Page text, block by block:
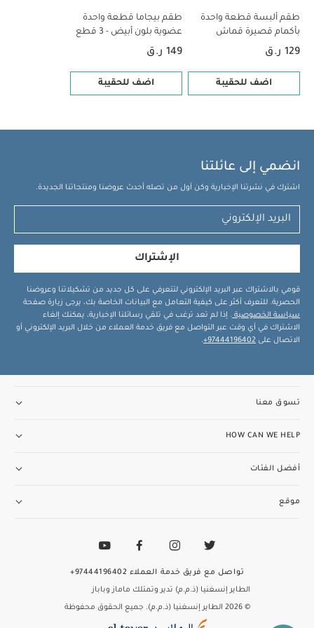
طقم ألبسة قطعة واحدة
بأكمام قصيرة قماش
عضوي بلون أبيض - 5 قطع
129 ر.ق
اضف للحقيبة
طقم بيجاما قطعة واحدة
عضوية بلون أبيض - 3 قطع
149 ر.ق
اضف للحقيبة
انضمي إلى عائلتنا
اشترك في نشرتنا الإخبارية وكن أول من تصله أحدث عروضنا ومنتجاتنا الجديدة.
الإشتراك
قومي بالاشتراك عبر البريد الإلكتروني لتتعرفي على كل جديد من تشكيلاتنا وعروضنا
الحصرية. للتعرف أكثر على كيفية التعامل مع البيانات الخاصة بك، يرجى زيارة صفحة
سياسة الخصوصية . إذا لم تعد ترغب في تلقي رسائلنا الإخبارية، يمكنك إلغاء
الاشتراك في أي وقت عبر التواصل مع فريق خدمة العملاء من خلال البريد الإلكتروني أو
الاتصال على 97444196402+
.
تسوق معنا
HOW CAN WE HELP
أفضل الفئات
موقع
الطاير إنسغنيا (ذ.م.م) تدير وتمتلك ماماز وباباز
© 2026 الطاير إنسغنيا (ذ.م.م). جميع الحقوق محفوظة
تواصل مع فريق خدمة العملاء 97444196402+